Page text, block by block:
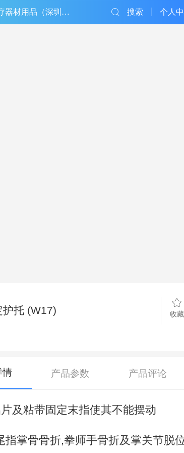
鸿康医疗器材用品（深圳）有限公司 个人
搜索
护托 (W17) 收藏
情 产品参数 产品评论
及粘带固定末指使其不能摆动
指掌骨骨折,拳师手骨折及掌关节脱